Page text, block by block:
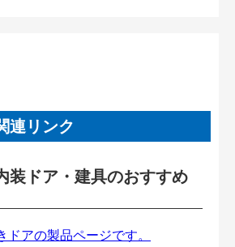
連リンク
装ドア・建具のおすすめ